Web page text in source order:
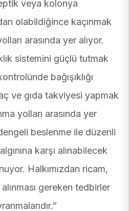
veya kolonya
olabildiğince kaçınmak
arasında yer alıyor.
sistemini güçlü tutmak
bağışıklığı
ve gıda takviyesi yapmak
yolları arasında yer
beslenme ile düzenli
karşı alınabilecek
Halkımızdan ricam,
gereken tedbirler